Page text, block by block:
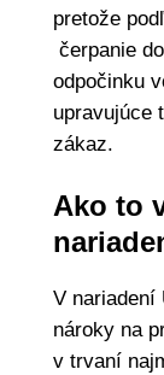
pretože
čerpanie
odpočinku
upravujúce
zákaz.
Ako to
V nariadení
nároky na
v trvaní